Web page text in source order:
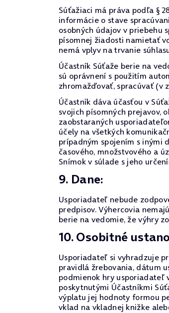
Súťažiaci má práva podľa §
informácie o stave
osobných údajov v priebehu
písomnej žiadosti namietať
nemá vplyv na trvanie
Účastník Súťaže berie na
sú oprávnení s použitím
zhromažďovať, spracúvať (v
Účastník dáva účasťou v
svojich písomných prejavov,
zaobstaraných
účely na všetkých
prípadným spojením s inými
časového, množstvového a
Snímok v súlade s jeho
9. Dane:
Usporiadateľ nebude
predpisov. Výhercovia
berie na vedomie, že výhry
10. Osobitné
Usporiadateľ si vyhradzuje
pravidlá žrebovania, dátum
podmienok hry usporiadateľ
poskytnutými Účastníkmi
výplatu jej hodnoty formou
vklad na vkladnej knižke